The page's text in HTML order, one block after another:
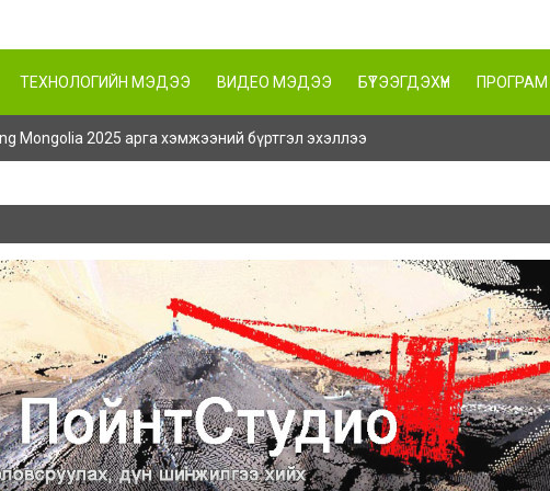
ТЕХНОЛОГИЙН МЭДЭЭ ВИДЕО МЭДЭЭ БҮТЭЭГДЭХҮҮН ПРОГРАМ
Mongolia 2025 арга хэмжээний бүртгэл эхэллээ